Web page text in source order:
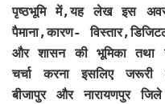
पृष्ठभूमि में,यह लेख इस
पैमाना,कारण-
और शासन की भूमिका तथा
चर्चा करना इसलिए
बीजापुर और नारायणपुर